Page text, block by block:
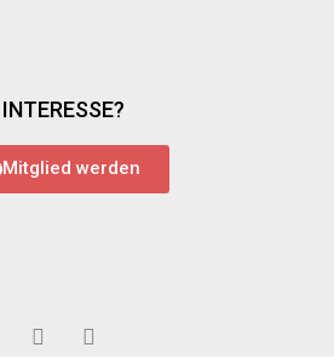
INTERESSE?
Mitglied werden